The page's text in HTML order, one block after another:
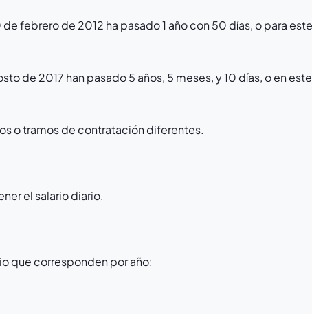
febrero de 2012 ha pasado 1 año con 50 días, o para
de 2017 han pasado 5 años, 5 meses, y 10 días, o en
o tramos de contratación diferentes.
el salario diario.
que corresponden por año: